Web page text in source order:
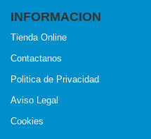
INFORMACION
Tienda Online
Contactanos
Politica de Privacidad
Aviso Legal
Cookies